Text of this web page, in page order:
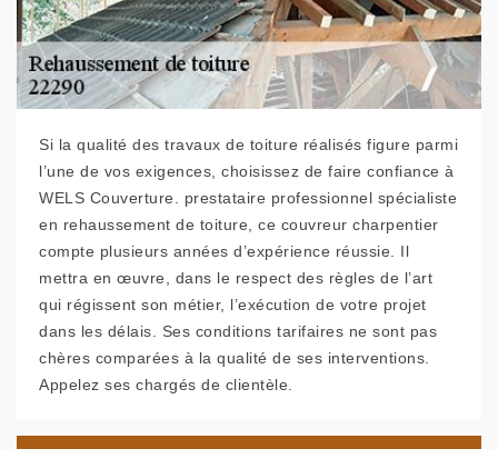
Si la qualité des travaux de toiture réalisés figure parmi
l’une de vos exigences, choisissez de faire confiance à
WELS Couverture. prestataire professionnel spécialiste
en rehaussement de toiture, ce couvreur charpentier
compte plusieurs années d’expérience réussie. Il
mettra en œuvre, dans le respect des règles de l’art
qui régissent son métier, l’exécution de votre projet
dans les délais. Ses conditions tarifaires ne sont pas
chères comparées à la qualité de ses interventions.
Appelez ses chargés de clientèle.